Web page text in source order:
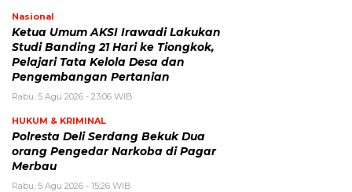
Nasional
Ketua Umum AKSI Irawadi Lakukan
Studi Banding 21 Hari ke Tiongkok,
Pelajari Tata Kelola Desa dan
Pengembangan Pertanian
Rabu, 5 Agu 2026 - 23:06 WIB
HUKUM & KRIMINAL
Polresta Deli Serdang Bekuk Dua
orang Pengedar Narkoba di Pagar
Merbau
Rabu, 5 Agu 2026 - 15:26 WIB